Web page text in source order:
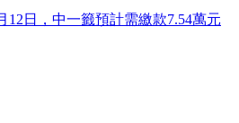
12日，中一籤預計需繳款7.54萬元